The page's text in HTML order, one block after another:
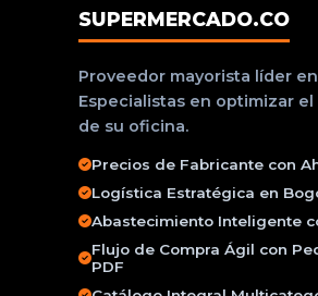
SUPERMERCADO.CO
Proveedor mayorista líder
Especialistas en optimizar
de su oficina.
Precios de Fabricante con
Logística Estratégica en
Abastecimiento Inteligente
Flujo de Compra Ágil con
PDF